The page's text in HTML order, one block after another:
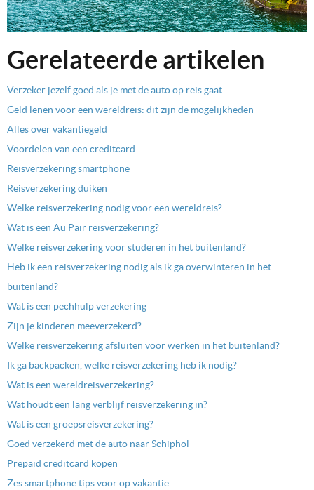
Gerelateerde artikelen
Verzeker jezelf goed als je met de auto op reis gaat
Geld lenen voor een wereldreis: dit zijn de mogelijkheden
Alles over vakantiegeld
Voordelen van een creditcard
Reisverzekering smartphone
Reisverzekering duiken
Welke reisverzekering nodig voor een wereldreis?
Wat is een Au Pair reisverzekering?
Welke reisverzekering voor studeren in het buitenland?
Heb ik een reisverzekering nodig als ik ga overwinteren in het
buitenland?
Wat is een pechhulp verzekering
Zijn je kinderen meeverzekerd?
Welke reisverzekering afsluiten voor werken in het buitenland?
Ik ga backpacken, welke reisverzekering heb ik nodig?
Wat is een wereldreisverzekering?
Wat houdt een lang verblijf reisverzekering in?
Wat is een groepsreisverzekering?
Goed verzekerd met de auto naar Schiphol
Prepaid creditcard kopen
Zes smartphone tips voor op vakantie